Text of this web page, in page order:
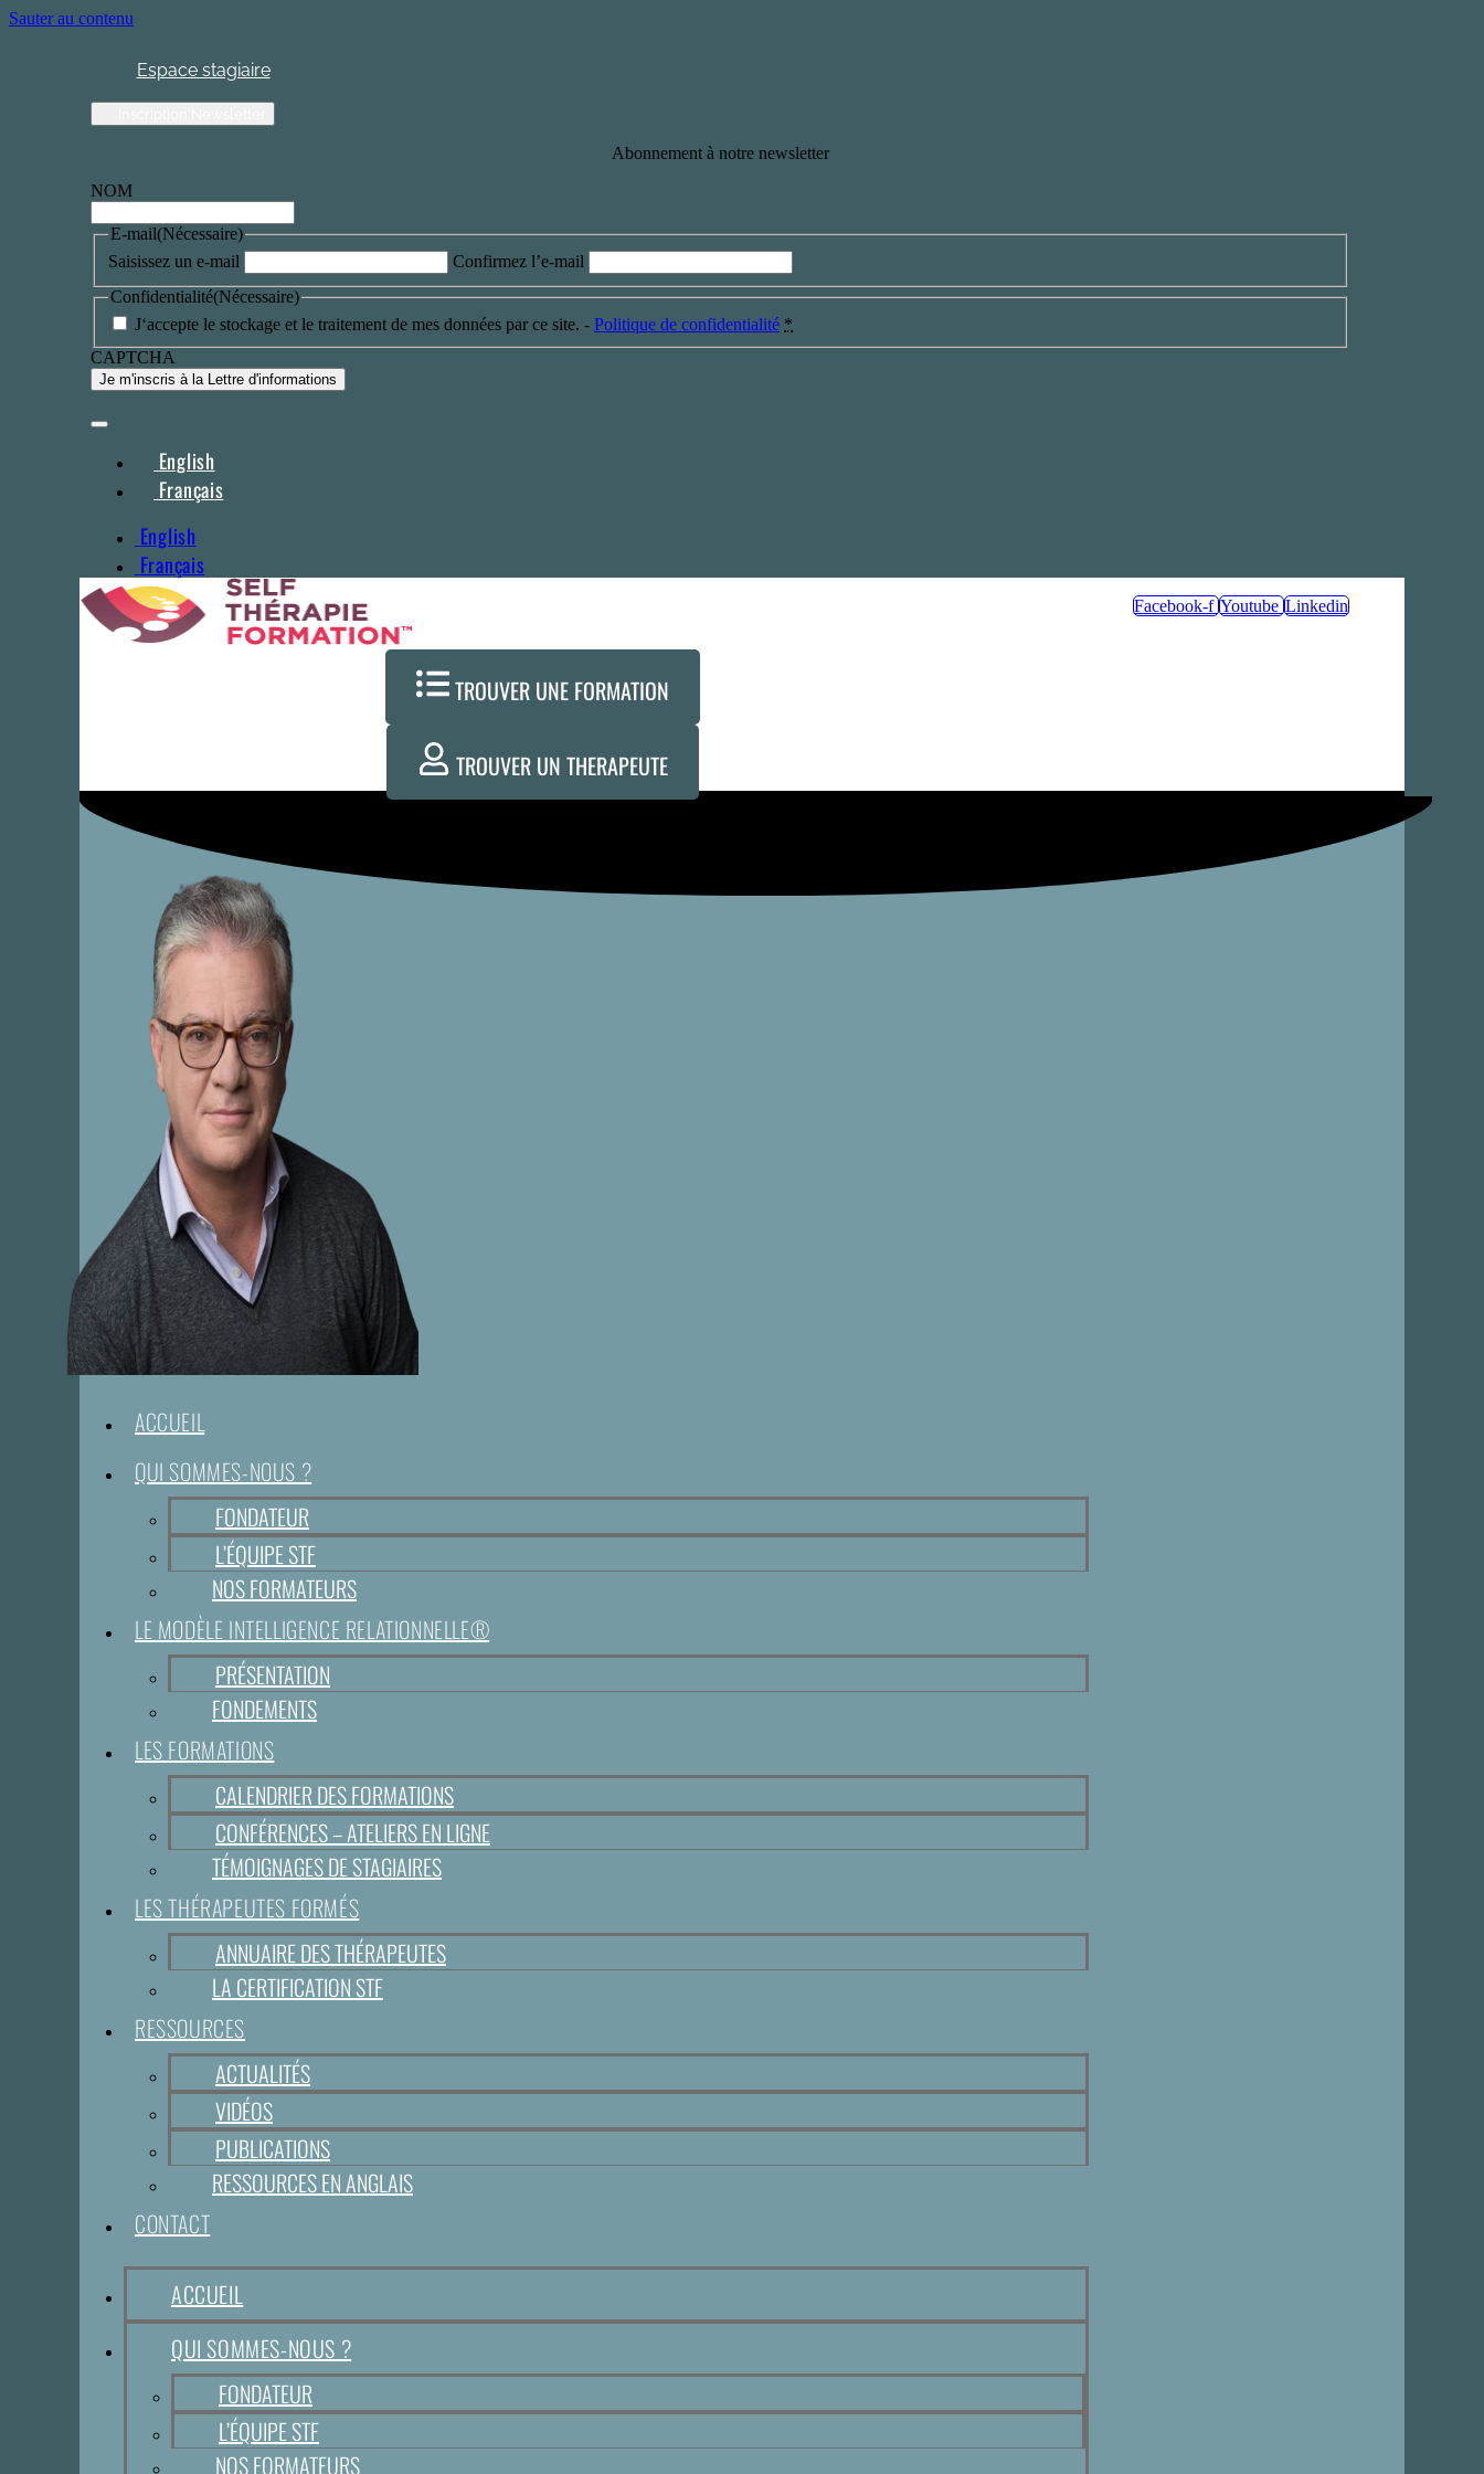
Sauter au contenu
Espace stagiaire
Abonnement à notre newsletter
NOM
E-mail(Nécessaire)
Saisissez un e-mail
Confirmez l’e-mail
Confidentialité(Nécessaire)
J‘accepte le stockage et le traitement de mes données par ce site. - Politique de confidentialité *
CAPTCHA
English
Français
English
Français
Facebook-f Youtube Linkedin
TROUVER UNE FORMATION
TROUVER UN THERAPEUTE
ACCUEIL
QUI SOMMES-NOUS ?
FONDATEUR
L’ÉQUIPE STF
NOS FORMATEURS
LE MODÈLE INTELLIGENCE RELATIONNELLE®
PRÉSENTATION
FONDEMENTS
LES FORMATIONS
CALENDRIER DES FORMATIONS
CONFÉRENCES – ATELIERS EN LIGNE
TÉMOIGNAGES DE STAGIAIRES
LES THÉRAPEUTES FORMÉS
ANNUAIRE DES THÉRAPEUTES
LA CERTIFICATION STF
RESSOURCES
ACTUALITÉS
VIDÉOS
PUBLICATIONS
RESSOURCES EN ANGLAIS
CONTACT
ACCUEIL
QUI SOMMES-NOUS ?
FONDATEUR
L’ÉQUIPE STF
NOS FORMATEURS